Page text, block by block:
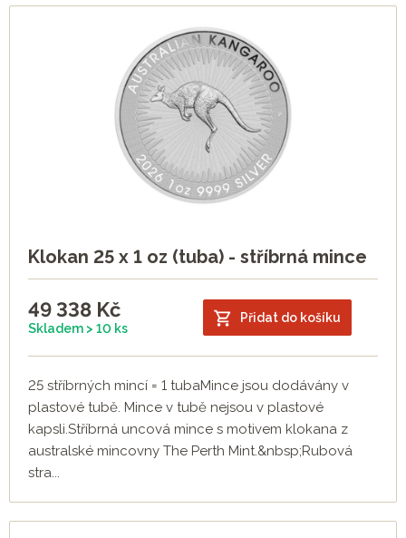
Klokan 25 x 1 oz (tuba) - stříbrná mince
49 338 Kč
Skladem > 10 ks
Přidat do košíku
25 stříbrných mincí = 1 tubaMince jsou dodávány v
plastové tubě. Mince v tubě nejsou v plastové
kapsli.Stříbrná uncová mince s motivem klokana z
australské mincovny The Perth Mint.&nbsp;Rubová
stra...